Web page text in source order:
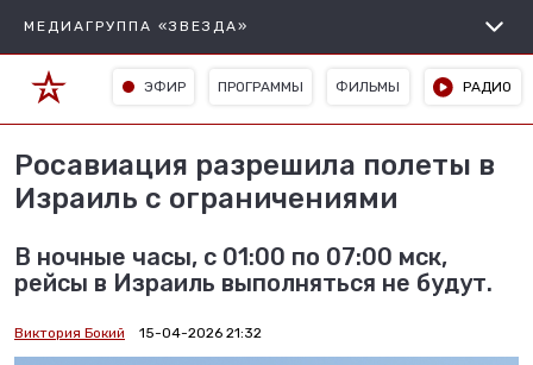
МЕДИАГРУППА «ЗВЕЗДА»
ЭФИР ПРОГРАММЫ ФИЛЬМЫ РАДИО
Росавиация разрешила полеты в
Израиль с ограничениями
В ночные часы, с 01:00 по 07:00 мск,
рейсы в Израиль выполняться не будут.
Виктория Бокий 15-04-2026 21:32